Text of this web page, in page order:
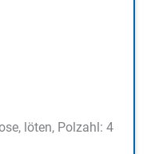
löten, Polzahl: 4